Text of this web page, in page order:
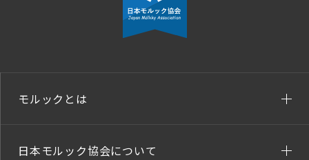
モルックとは
日本モルック協会について